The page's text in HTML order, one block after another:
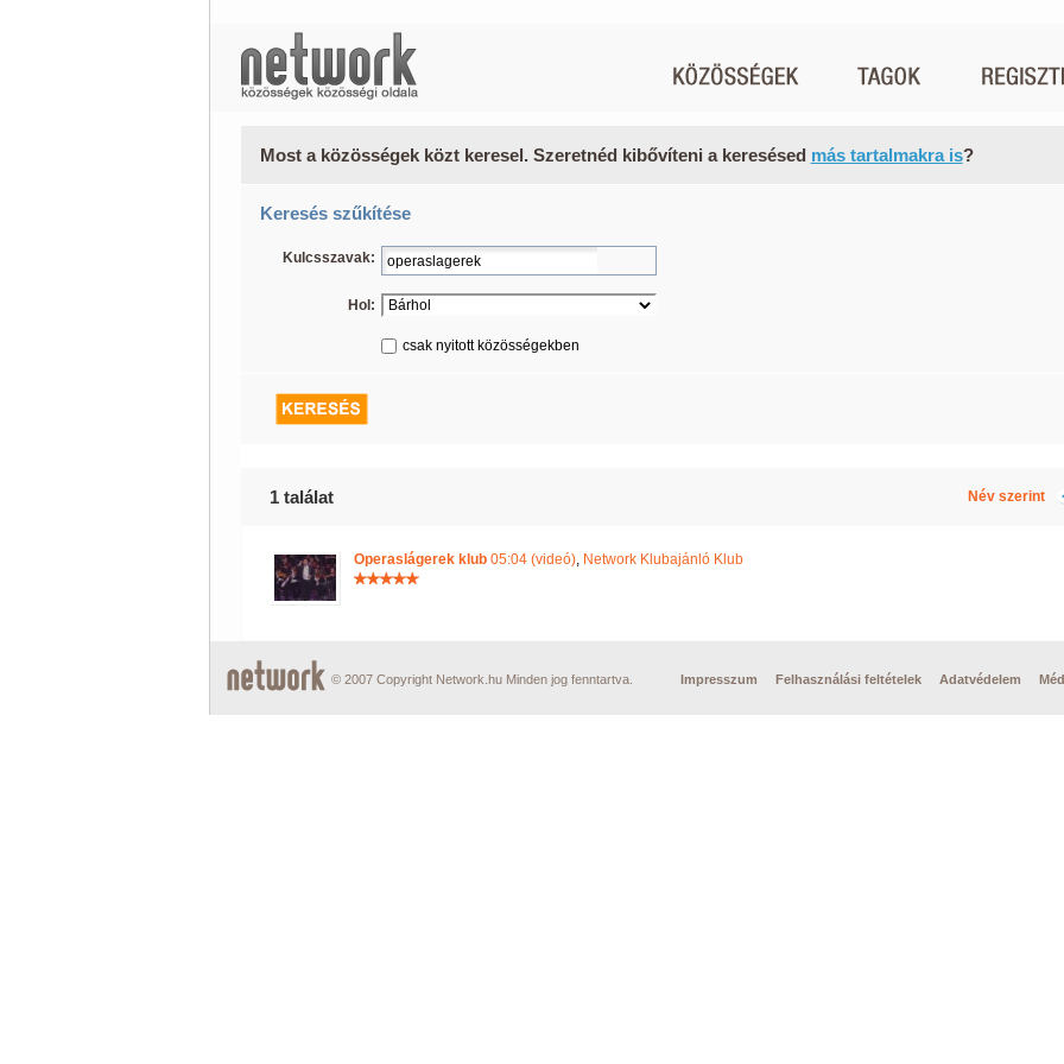
Most a közösségek közt keresel. Szeretnéd kibővíteni a keresésed más tartalmakra is?
Keresés szűkítése
Kulcsszavak:
Hol:
csak nyitott közösségekben
1 találat Név szerint
Operaslágerek klub05:04 (videó), Network Klubajánló Klub
© 2007 Copyright Network.hu Minden jog fenntartva. Impresszum Felhasználási feltételek Adatvédelem